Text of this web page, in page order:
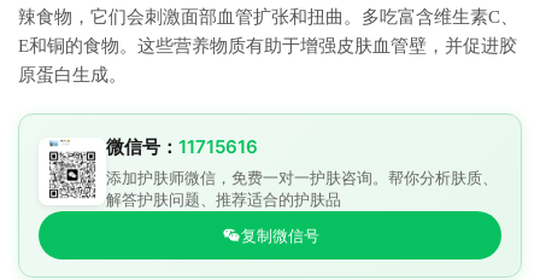
辣食物，它们会刺激面部血管扩张和扭曲。多吃富含维生素C、
E和铜的食物。这些营养物质有助于增强皮肤血管壁，并促进胶
原蛋白生成。
微信号： 11715616
添加护肤师微信，免费一对一护肤咨询。帮你分析肤质、
解答护肤问题、推荐适合的护肤品
复制微信号